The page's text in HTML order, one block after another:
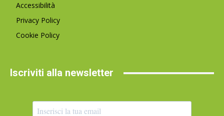
Accessibilità
Privacy Policy
Cookie Policy
Iscriviti alla newsletter